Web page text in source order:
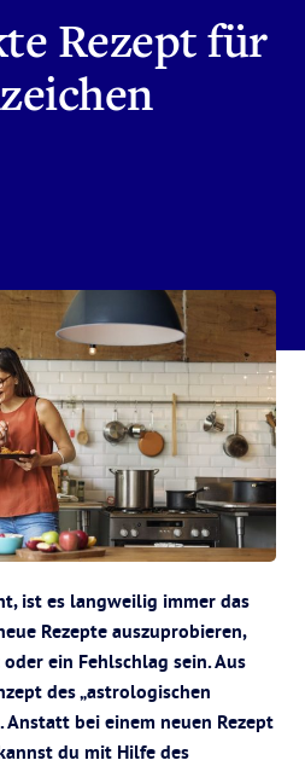
Rezept für
ist es langweilig immer das
Rezepte auszuprobieren,
ein Fehlschlag sein. Aus
des „astrologischen
Anstatt bei einem neuen Rezept
du mit Hilfe des